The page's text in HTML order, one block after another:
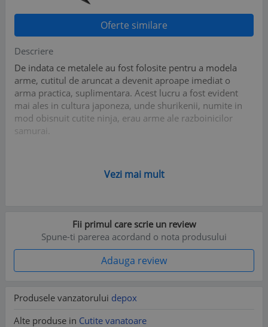
Oferte similare
Descriere
De indata ce metalele au fost folosite pentru a modela
arme, cutitul de aruncat a devenit aproape imediat o
arma practica, suplimentara. Acest lucru a fost evident
mai ales in cultura japoneza, unde shurikenii, numite in
mod obisnuit cutite ninja, erau arme ale razboinicilor
samurai.
Tip cutit: cu lama fixa
Tip lama: neteda
Lungimea manerului: 70 mm
Latimea lamei: 23 mm
Grosimea lamei: 2 mm
Greutatea unui cutit: 40 g
Greutate set: 142 g
Material maner: otel + impletitura
Teaca: Cordura durabil
Constructie completa Tang
Vezi mai mult
Fii primul care scrie un review
Spune-ti parerea acordand o nota produsului
Adauga review
Produsele vanzatorului depox
Alte produse in Cutite vanatoare